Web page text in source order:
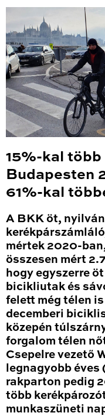
15%-kal
Budapesten
61%-kal
A BKK öt,
mértek 2020-
összesen mért
hogy egyszerre
bicikliutak és
felett még télen
decemberi
közepén
forgalom télen
Csepelre vezető
legnagyobb
rakparton pedig
több
munkaszüneti